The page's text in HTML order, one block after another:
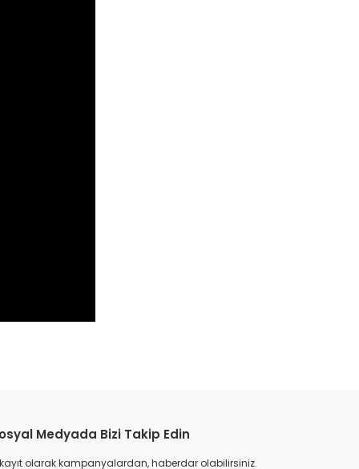
Medyada Bizi Takip Edin
olarak kampanyalardan, haberdar olabilirsiniz.